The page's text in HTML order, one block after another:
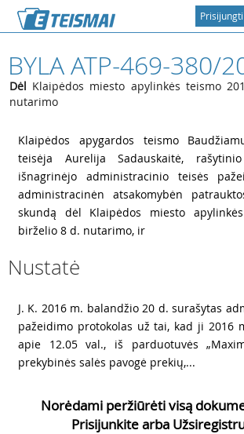
Prisijungti
BYLA ATP-469-380/
Dėl Klaipėdos miesto apylinkės teismo
nutarimo
Klaipėdos apygardos teismo
teisėja Aurelija Sadauskaitė,
išnagrinėjo administracinio teisės
administracinėn atsakomybėn
skundą dėl Klaipėdos miesto
birželio 8 d. nutarimo, ir
Nustatė
J. K. 2016 m. balandžio 20 d. surašytas
pažeidimo protokolas už tai, kad ji 2016
apie 12.05 val., iš parduotuvės
prekybinės salės pavogė prekių,...
Norėdami peržiūrėti visą
Prisijunkite arba